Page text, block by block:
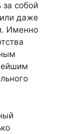
собой
или даже
Именно